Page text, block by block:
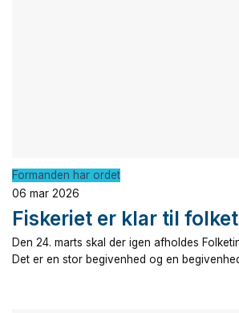
Formanden har ordet
06 mar 2026
Fiskeriet er klar til
Den 24. marts skal der igen afholdes
Det er en stor begivenhed og en